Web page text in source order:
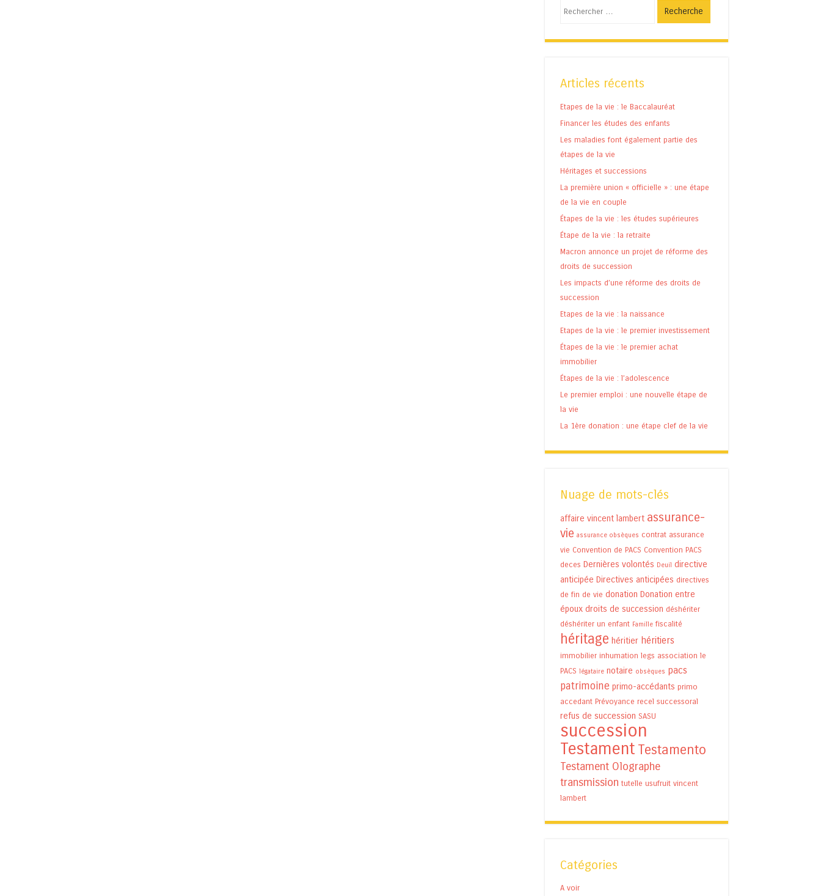
Articles récents
Etapes de la vie : le Baccalauréat
Financer les études des enfants
Les maladies font également partie des
étapes de la vie
Héritages et successions
La première union « officielle » : une étape
de la vie en couple
Étapes de la vie : les études supérieures
Étape de la vie : la retraite
Macron annonce un projet de réforme des
droits de succession
Les impacts d’une réforme des droits de
succession
Etapes de la vie : la naissance
Etapes de la vie : le premier investissement
Étapes de la vie : le premier achat
immobilier
Étapes de la vie : l’adolescence
Le premier emploi : une nouvelle étape de
la vie
La 1ère donation : une étape clef de la vie
Nuage de mots-clés
affaire vincent lambert assurance-
vie assurance obsèques contrat assurance
vie Convention de PACS Convention PACS
deces Dernières volontés Deuil directive
anticipée Directives anticipées directives
de fin de vie donation Donation entre
époux droits de succession déshériter
déshériter un enfant Famille fiscalité
héritage héritier héritiers
immobilier inhumation legs association le
PACS légataire notaire obsèques pacs
patrimoine primo-accédants primo
accedant Prévoyance recel successoral
refus de succession SASU
succession
Testament Testamento
Testament Olographe
transmission tutelle usufruit vincent
lambert
Catégories
A voir